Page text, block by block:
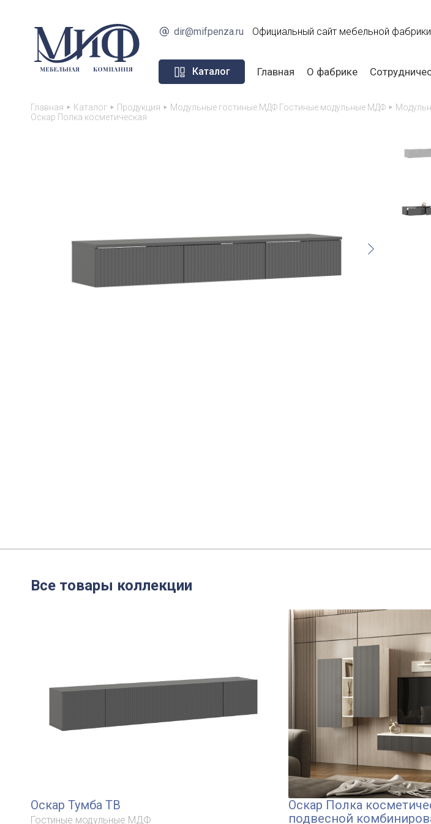
dir@mifpenza.ru Официальный сайт мебельной
Каталог Главная О фабрике
Главная Каталог Продукция Модульные гостиные МДФ Гостиные модульные МДФ
Оскар Полка косметическая
Все товары коллекции
Оскар Тумба ТВ
Гостиные модульные МДФ
Оскар Полка
подвесной